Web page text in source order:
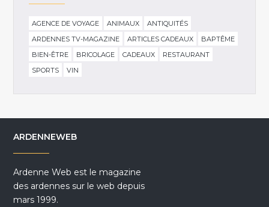
AGENCE DE VOYAGE ANIMAUX
ANTIQUITÉS
ARDENNES TV-MAGAZINE
ARTICLES CADEAUX
BAPTÊME
BIEN-ÊTRE
BRICOLAGE CADEAUX
RESTAURANT
SPORTS
VIN
ARDENNEWEB
Ardenne Web est le magazine
des ardennes sur le web depuis
mars 1999.